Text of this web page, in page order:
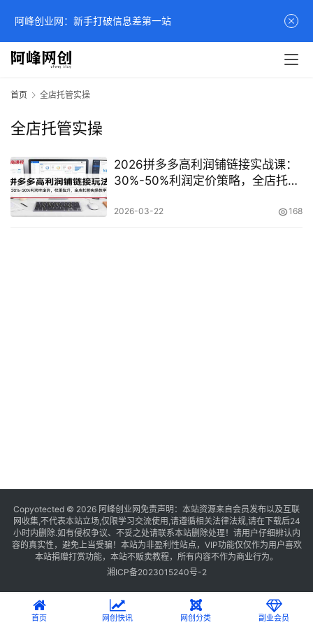
首页 全店托管实操
全店托管实操
2026拼多多高利润铺链接实战课：
30%-50%利润定价策略，全店托管
2026-03-22 168
Copyotected © 2026 阿峰创业网 免责声明：本站资源来自会员发布以及互联
网收集,不代表本站立场,仅限学习交流使用,请遵循相关法律法规,请在下载后24
小时内删除.如有侵权争议、不妥之处请联系本站删除处理！请用户仔细辨认内
容的真实性，避免上当受骗！本站为非盈利性站点，VIP功能仅仅作为用户喜欢
本站捐赠打赏功能，本站不贩卖教程，所有内容不作为商业行为。
湘ICP备2023015240号-2
首页 网创快讯 网创分类 副业会员
阿峰创业网：新手打破信息差第一站